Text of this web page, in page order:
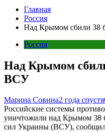
Главная
Россия
Над Крымом сбили 38
Россия
Над Крымом
ВСУ
Марина Совина2 года спустя
Российские системы
уничтожили над Крымом 38
сил Украины (ВСУ),